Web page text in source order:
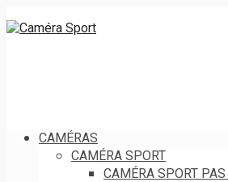
CAMÉRAS
CAMÉRA SPORT
CAMÉRA SPORT PAS